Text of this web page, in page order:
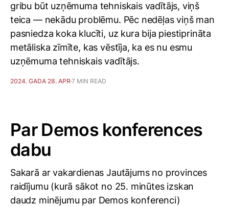
gribu būt uzņēmuma tehniskais vadītājs, viņš
teica — nekādu problēmu. Pēc nedēļas viņš man
pasniedza koka klucīti, uz kura bija piestiprināta
metāliska zīmīte, kas vēstīja, ka es nu esmu
uzņēmuma tehniskais vadītājs.
2024. GADA 28. APR7 MIN READ
Par Demos konferences
dabu
Sakarā ar vakardienas Jautājums no provinces
raidījumu (kurā sākot no 25. minūtes izskan
daudz minējumu par Demos konferenci)